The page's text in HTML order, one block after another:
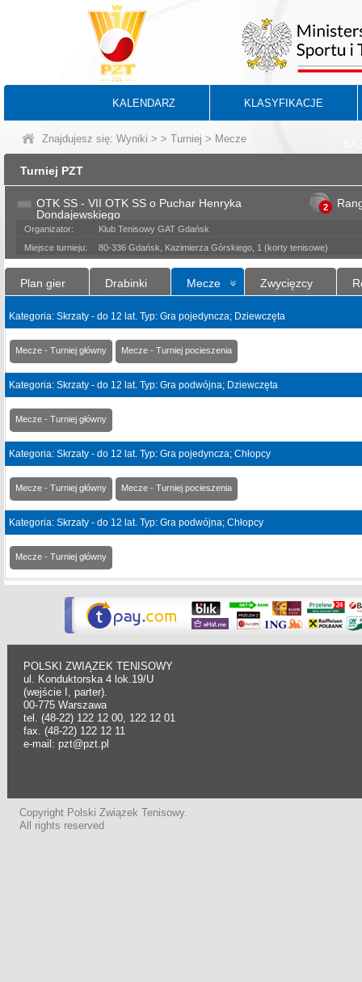
KALENDARZ KLASYFIKACJE
Znajdujesz się: Wyniki > > Turniej > Mecze
Turniej PZT
OTK SS - VII OTK SS o Puchar Henryka
Dondajewskiego
2
Organizator:
Klub Tenisowy GAT Gdańsk
Miejsce turnieju:
80-336 Gdańsk, Kazimierza Górskiego, 1 (korty tenisowe)
Plan gier Drabinki Mecze Zwycięzcy
Kategoria: Skrzaty - do 12 lat. Typ: Gra pojedyncza; Dziewczęta
Mecze - Turniej główny Mecze - Turniej pocieszenia
Kategoria: Skrzaty - do 12 lat. Typ: Gra podwójna; Dziewczęta
Mecze - Turniej główny
Kategoria: Skrzaty - do 12 lat. Typ: Gra pojedyncza; Chłopcy
Mecze - Turniej główny Mecze - Turniej pocieszenia
Kategoria: Skrzaty - do 12 lat. Typ: Gra podwójna; Chłopcy
Mecze - Turniej główny
POLSKI ZWIĄZEK TENISOWY
ul. Konduktorska 4 lok.19/U
(wejście I, parter).
00-775 Warszawa
tel. (48-22) 122 12 00, 122 12 01
fax. (48-22) 122 12 11
e-mail: pzt@pzt.pl
Copyright Polski Związek Tenisowy.
All rights reserved